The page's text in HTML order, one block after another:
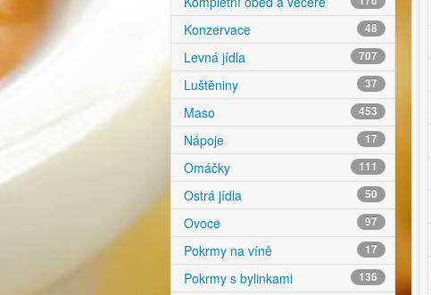
Konzervace 48
Levná jídla 707
Luštěniny 37
Maso 453
Nápoje 17
Omáčky 111
Ostrá jídla 50
Ovoce 97
Pokrmy na víně 17
Pokrmy s bylinkami 136